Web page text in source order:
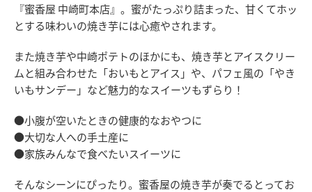
『蜜香屋 中崎町本店』。蜜がたっぷり詰まった、甘くてホッ
とする味わいの焼き芋には心癒やされます。
また焼き芋や中崎ポテトのほかにも、焼き芋とアイスクリー
ムと組み合わせた「おいもとアイス」や、パフェ風の「やき
いもサンデー」など魅力的なスイーツもずらり！
●小腹が空いたときの健康的なおやつに
●大切な人への手土産に
●家族みんなで食べたいスイーツに
そんなシーンにぴったり。蜜香屋の焼き芋が奏でるとってお